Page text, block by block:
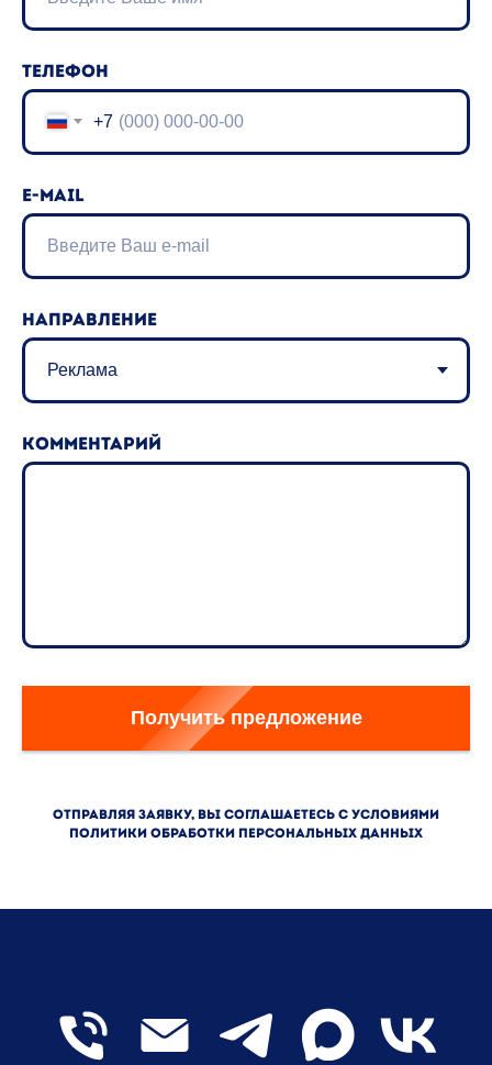
Телефон
+7
E-mail
Направление
Комментарий
Получить предложение
Отправляя заявку, Вы соглашаетесь с условиями
Политики обработки персональных данных